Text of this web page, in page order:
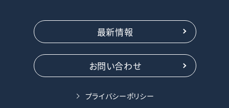
最新情報
お問い合わせ
プライバシーポリシー